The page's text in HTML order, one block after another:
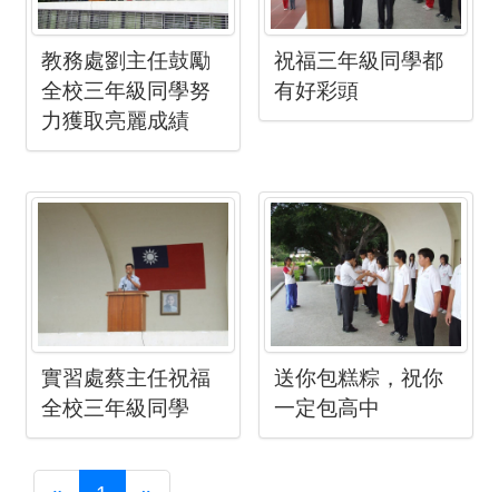
教務處劉主任鼓勵
全校三年級同學努
力獲取亮麗成績
祝福三年級同學都
有好彩頭
實習處蔡主任祝福
全校三年級同學
送你包糕粽，祝你
一定包高中